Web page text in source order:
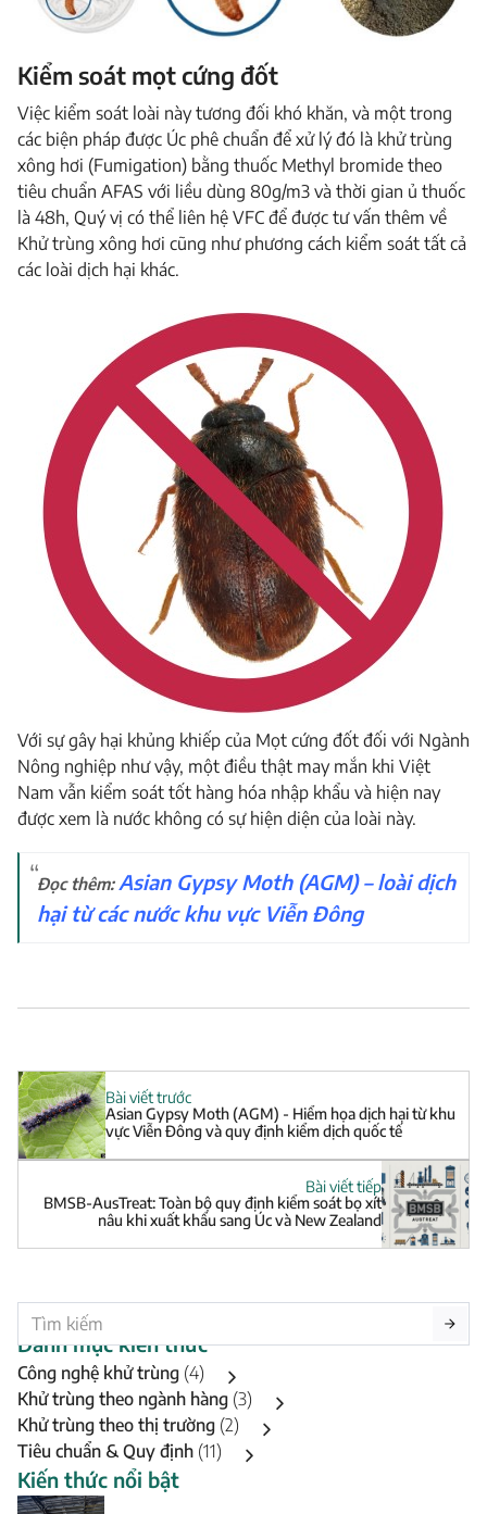
Kiểm soát mọt cứng đốt
Việc kiểm soát loài này tương đối khó khăn, và một trong
các biện pháp được Úc phê chuẩn để xử lý đó là khử trùng
xông hơi (Fumigation) bằng thuốc Methyl bromide theo
tiêu chuẩn AFAS với liều dùng 80g/m3 và thời gian ủ thuốc
là 48h, Quý vị có thể liên hệ VFC để được tư vấn thêm về
Khử trùng xông hơi cũng như phương cách kiểm soát tất cả
các loài dịch hại khác.
Với sự gây hại khủng khiếp của Mọt cứng đốt đối với Ngành
Nông nghiệp như vậy, một điều thật may mắn khi Việt
Nam vẫn kiểm soát tốt hàng hóa nhập khẩu và hiện nay
được xem là nước không có sự hiện diện của loài này.
Đọc thêm: Asian Gypsy Moth (AGM) – loài dịch
hại từ các nước khu vực Viễn Đông
Bài viết trước
Asian Gypsy Moth (AGM) - Hiểm họa dịch hại từ khu
vực Viễn Đông và quy định kiểm dịch quốc tế
Bài viết tiếp
BMSB-AusTreat: Toàn bộ quy định kiểm soát bọ xít
nâu khi xuất khẩu sang Úc và New Zealand
Danh mục kiến thức
Công nghệ khử trùng (4)
Khử trùng theo ngành hàng (3)
Khử trùng theo thị trường (2)
Tiêu chuẩn & Quy định (11)
Kiến thức nổi bật